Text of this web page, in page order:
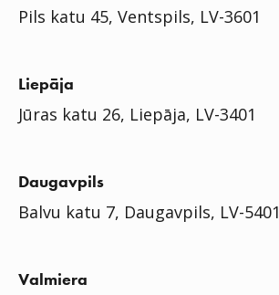
Pils katu 45, Ventspils, LV-3601
Liepāja
Jūras katu 26, Liepāja, LV-3401
Daugavpils
Balvu katu 7, Daugavpils, LV-5401
Valmiera